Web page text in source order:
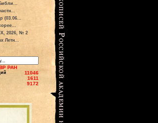
(03.06...
2026, № 2
Летн...
РАН
11046
1611
9172